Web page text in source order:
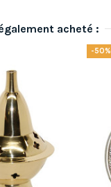
acheté :
-50%